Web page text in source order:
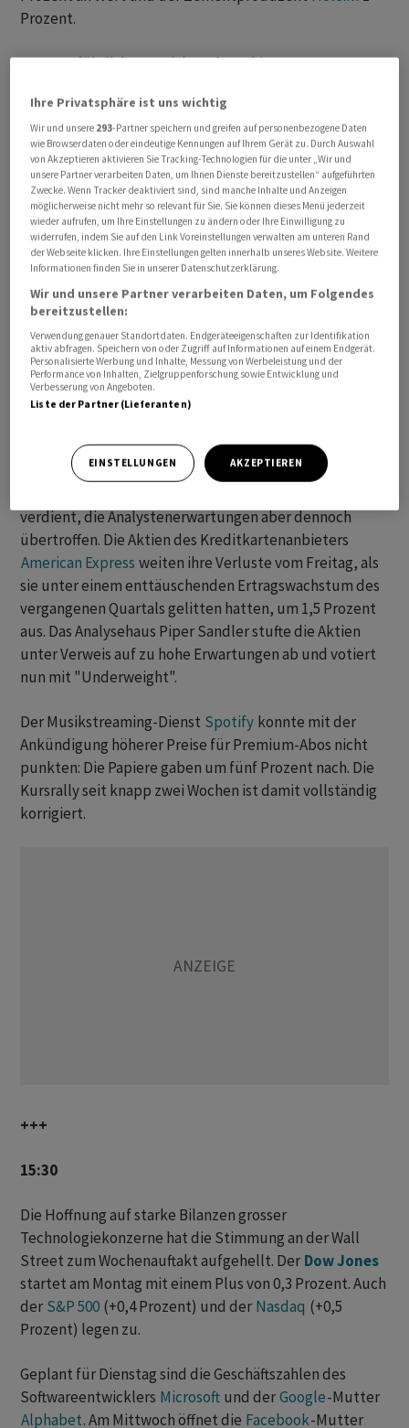
Prozent.
Zum ausführlichen Bericht geht eshier.
+++
16:30
Der seit Jahresbeginn ungleich besser gelaufene,
jüngst etwas schwächelnde Nasdaq 100 drehte nach
positivem Auftakt zwischenzeitlich ins Minus, nachdem
Stimmungsdaten aus der US-Industrie besser als
erwartet ausgefallen waren. Zuletzt gewann er aber
wieder 0,19 Prozent auf 15 454,43 Zähler. Der
marktbreiteS&P 500legte um 0,39 Prozent auf 4553,99
Punkte zu.
Sonst bleibt es an diesem Montag relativ ruhig,
Die Aktien des Ölkonzerns zogen um 1,8 Prozent an.
Chevronhatte im abgelaufenen Quartal zwar nur gut
verdient, die Analystenerwartungen aber dennoch
übertroffen. Die Aktien des Kreditkartenanbieters
American Express weiten ihre Verluste vom Freitag, als
sie unter einem enttäuschenden Ertragswachstum des
vergangenen Quartals gelitten hatten, um 1,5 Prozent
aus. Das Analysehaus Piper Sandler stufte die Aktien
unter Verweis auf zu hohe Erwartungen ab und votiert
nun mit "Underweight".
Der Musikstreaming-Dienst Spotify konnte mit der
Ankündigung höherer Preise für Premium-Abos nicht
punkten: Die Papiere gaben um fünf Prozent nach. Die
Kursrally seit knapp zwei Wochen ist damit vollständig
korrigiert.
+++
15:30
Die Hoffnung auf starke Bilanzen grosser
Technologiekonzerne hat die Stimmung an der Wall
Street zum Wochenauftakt aufgehellt. Der Dow Jones
startet am Montag mit einem Plus von 0,3 Prozent. Auch
der S&P 500 (+0,4 Prozent) und der Nasdaq (+0,5
Prozent) legen zu.
Geplant für Dienstag sind die Geschäftszahlen des
Softwareentwicklers Microsoft und derGoogle-Mutter
Alphabet. Am Mittwoch öffnet die Facebook-Mutter
Ihre Privatsphäre ist uns wichtig
Wir und unsere 293-Partner speichern und greifen auf personenbezogene Daten
wie Browserdaten oder eindeutige Kennungen auf Ihrem Gerät zu. Durch Auswahl
von Akzeptieren aktivieren Sie Tracking-Technologien für die unter „Wir und
unsere Partner verarbeiten Daten, um Ihnen Dienste bereitzustellen“ aufgeführten
Zwecke. Wenn Tracker deaktiviert sind, sind manche Inhalte und Anzeigen
möglicherweise nicht mehr so relevant für Sie. Sie können dieses Menü jederzeit
wieder aufrufen, um Ihre Einstellungen zu ändern oder Ihre Einwilligung zu
widerrufen, indem Sie auf den Link Voreinstellungen verwalten am unteren Rand
der Webseite klicken. Ihre Einstellungen gelten innerhalb unseres Website. Weitere
Informationen finden Sie in unserer Datenschutzerklärung.
Wir und unsere Partner verarbeiten Daten, um Folgendes
bereitzustellen:
Verwendung genauer Standortdaten. Endgeräteeigenschaften zur Identifikation
aktiv abfragen. Speichern von oder Zugriff auf Informationen auf einem Endgerät.
Personalisierte Werbung und Inhalte, Messung von Werbeleistung und der
Performance von Inhalten, Zielgruppenforschung sowie Entwicklung und
Verbesserung von Angeboten.
Liste der Partner (Lieferanten)
EINSTELLUNGEN AKZEPTIEREN